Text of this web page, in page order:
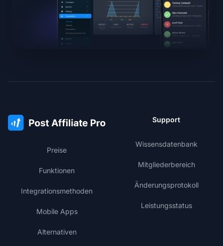
Preise
Funktionen
Integrationsmethoden
Mobile Apps
Alternativen
Support
Wissensdatenbank
Mitgliederbereich
Änderungsprotokoll
Leistungsstatus